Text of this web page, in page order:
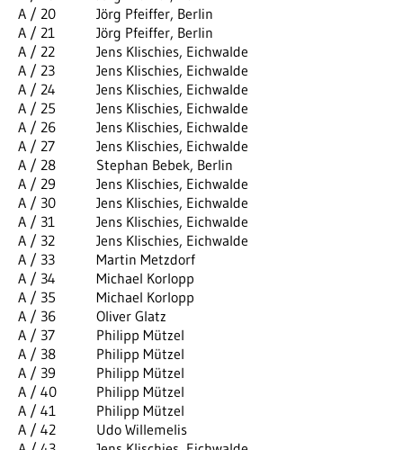
A / 20
Jörg Pfeiffer, Berlin
A / 21
Jörg Pfeiffer, Berlin
A / 22
Jens Klischies, Eichwalde
A / 23
Jens Klischies, Eichwalde
A / 24
Jens Klischies, Eichwalde
A / 25
Jens Klischies, Eichwalde
A / 26
Jens Klischies, Eichwalde
A / 27
Jens Klischies, Eichwalde
A / 28
Stephan Bebek, Berlin
A / 29
Jens Klischies, Eichwalde
A / 30
Jens Klischies, Eichwalde
A / 31
Jens Klischies, Eichwalde
A / 32
Jens Klischies, Eichwalde
A / 33
Martin Metzdorf
A / 34
Michael Korlopp
A / 35
Michael Korlopp
A / 36
Oliver Glatz
A / 37
Philipp Mützel
A / 38
Philipp Mützel
A / 39
Philipp Mützel
A / 40
Philipp Mützel
A / 41
Philipp Mützel
A / 42
Udo Willemelis